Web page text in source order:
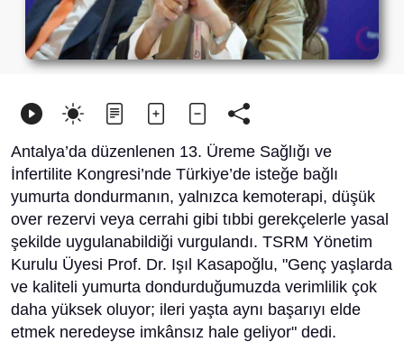
Antalya’da düzenlenen 13. Üreme Sağlığı ve
İnfertilite Kongresi’nde Türkiye’de isteğe bağlı
yumurta dondurmanın, yalnızca kemoterapi, düşük
over rezervi veya cerrahi gibi tıbbi gerekçelerle yasal
şekilde uygulanabildiği vurgulandı. TSRM Yönetim
Kurulu Üyesi Prof. Dr. Işıl Kasapoğlu, "Genç yaşlarda
ve kaliteli yumurta dondurduğumuzda verimlilik çok
daha yüksek oluyor; ileri yaşta aynı başarıyı elde
etmek neredeyse imkânsız hale geliyor" dedi.